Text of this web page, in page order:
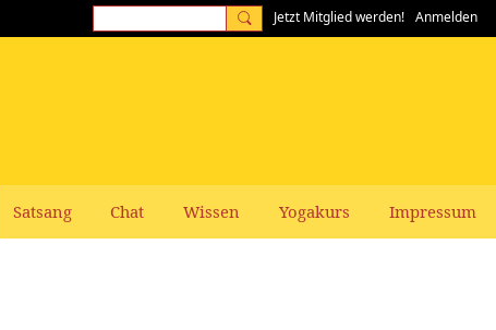
Jetzt Mitglied werden! Anmelden
Satsang Chat Wissen Yogakurs Impressum